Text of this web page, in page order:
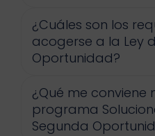
¿Cuáles son los
acogerse a la Ley
Oportunidad?
¿Qué me conviene
programa
Segunda